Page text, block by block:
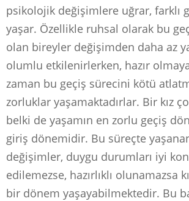
psikolojik değişimlere uğrar, farklı
yaşar. Özellikle ruhsal olarak bu
olan bireyler değişimden daha az
olumlu etkilenirlerken, hazır
zaman bu geçiş sürecini kötü
zorluklar yaşamaktadırlar. Bir kız
belki de yaşamın en zorlu geçiş
giriş dönemidir. Bu süreçte
değişimler, duygu durumları iyi
edilemezse, hazırlıklı olunamazsa
bir dönem yaşayabilmektedir. Bu